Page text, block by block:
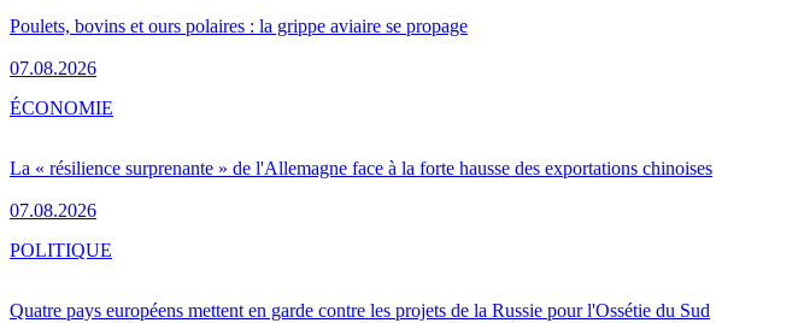
Poulets, bovins et ours polaires : la grippe aviaire se propage
07.08.2026
La « résilience surprenante » de l'Allemagne face à la forte hausse des exportations chinoises
07.08.2026
ÉCONOMIE
Quatre pays européens mettent en garde contre les projets de la Russie pour l'Ossétie du Sud
POLITIQUE